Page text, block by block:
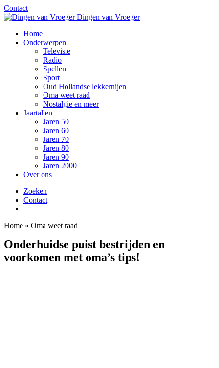
Contact
Dingen van Vroeger
Home
Onderwerpen
Televisie
Radio
Spellen
Sport
Oud Hollandse lekkernijen
Oma weet raad
Nostalgie en meer
Jaartallen
Jaren 50
Jaren 60
Jaren 70
Jaren 80
Jaren 90
Jaren 2000
Over ons
Zoeken
Contact
Home » Oma weet raad
Onderhuidse puist bestrijden en
voorkomen met oma’s tips!